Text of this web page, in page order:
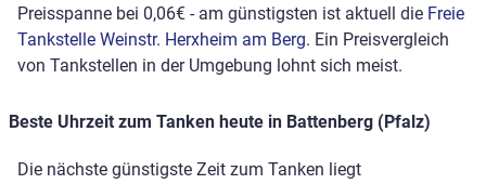
Preisspanne bei 0,06€ - am günstigsten ist aktuell die Freie
Tankstelle Weinstr. Herxheim am Berg. Ein Preisvergleich
von Tankstellen in der Umgebung lohnt sich meist.
Beste Uhrzeit zum Tanken heute in Battenberg (Pfalz)
Die nächste günstigste Zeit zum Tanken liegt